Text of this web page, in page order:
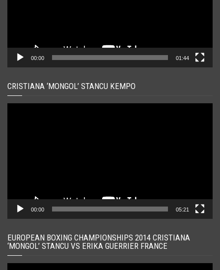
00:00 01:44
CRISTIANA ‘MONGOL’ STANCU KEMPO
00:00 05:21
EUROPEAN BOXING CHAMPIONSHIPS 2014 CRISTIANA
‘MONGOL’ STANCU VS ERIKA GUERRIER FRANCE